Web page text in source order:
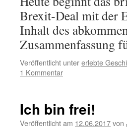
Brexit-Deal mit der
Inhalt des
Zusammenfassung
Veröffentlicht untererlebte
1 Kommentar
Ich bin frei!
Veröffentlicht am 12.06.2017von